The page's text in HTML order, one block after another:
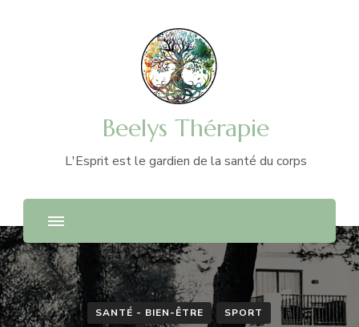
Beelys Thérapie
L'Esprit est le gardien de la santé du corps
SANTÉ - BIEN-ÊTRE SPORT